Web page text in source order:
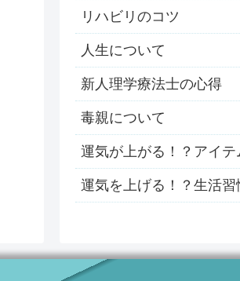
リハビリのコツ
人生について
新人理学療法士の心得
毒親について
運気が上がる！？アイ
運気を上げる！？生活習